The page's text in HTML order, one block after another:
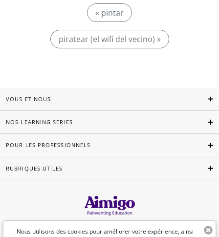
« pintar
piratear (el wifi del vecino) »
Nous utilisons des cookies pour améliorer votre expérience, ainsi
VOUS ET NOUS
NOS LEARNING SERIES
POUR LES PROFESSIONNELS
RUBRIQUES UTILES
Français